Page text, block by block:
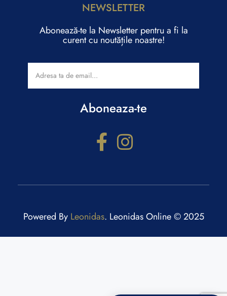
NEWSLETTER
Abonează-te la Newsletter pentru a fi la
curent cu noutățile noastre!
Aboneaza-te
Powered By Leonidas. Leonidas Online © 2025
Configurator cadouri